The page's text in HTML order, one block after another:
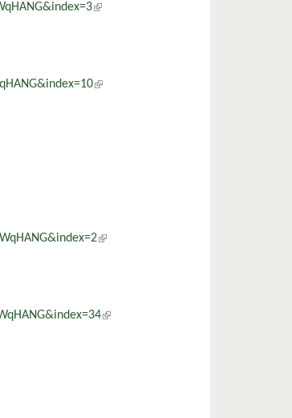
(külső hivatkozás)
(külső hivatkozás)
(külső hivatkozás)
(külső hivatkozás)